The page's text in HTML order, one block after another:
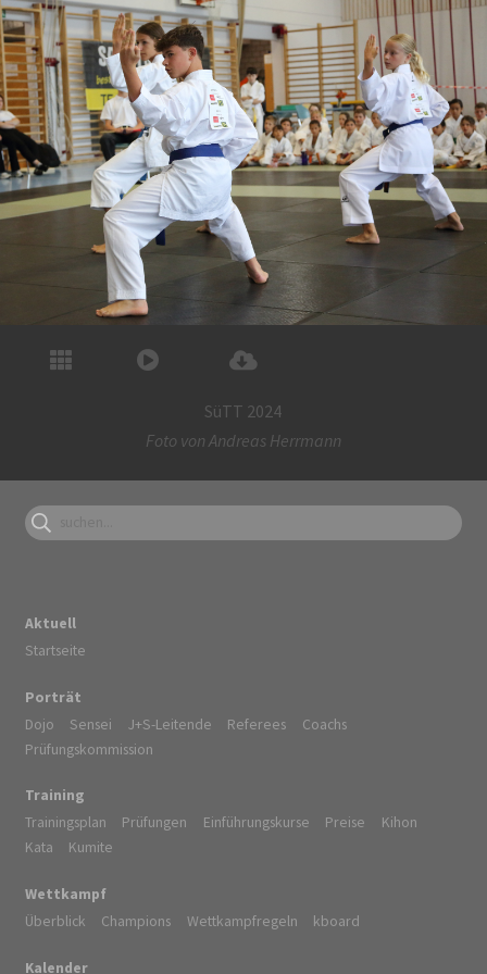
SüTT 2024
Foto von Andreas Herrmann
Aktuell
Startseite
Porträt
Dojo
Sensei J+S-Leitende Referees
Coachs
Prüfungskommission
Training
Trainingsplan
Prüfungen Einführungskurse Preise
Kihon
Kata
Kumite
Wettkampf
Überblick
Champions Wettkampfregeln kboard
Kalender